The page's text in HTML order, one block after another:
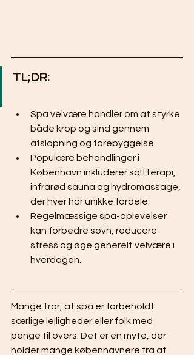
TL;DR:
Spa velvære handler om at styrke
både krop og sind gennem
afslapning og forebyggelse.
Populære behandlinger i
København inkluderer saltterapi,
infrarød sauna og hydromassage,
der hver har unikke fordele.
Regelmæssige spa-oplevelser
kan forbedre søvn, reducere
stress og øge generelt velvære i
hverdagen.
Mange tror, at spa er forbeholdt
særlige lejligheder eller folk med
penge til overs. Det er en myte, der
holder mange københavnere fra at